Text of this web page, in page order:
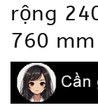
rộng
760 mm